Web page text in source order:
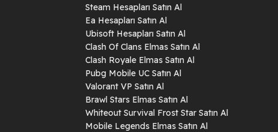
Steam Hesapları Satın Al
Ea Hesapları Satın Al
Ubisoft Hesapları Satın Al
Clash Of Clans Elmas Satın Al
Clash Royale Elmas Satın Al
Pubg Mobile UC Satın Al
Valorant VP Satın Al
Brawl Stars Elmas Satın Al
Whiteout Survival Frost Star Satın Al
Mobile Legends Elmas Satın Al